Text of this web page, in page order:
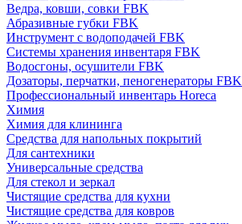
Ведра, ковши, совки FBK
Абразивные губки FBK
Инструмент с водоподачей FBK
Системы хранения инвентаря FBK
Водосгоны, осушители FBK
Дозаторы, перчатки, пеногенераторы FBK
Профессиональный инвентарь Horeca
Химия
Химия для клининга
Средства для напольных покрытий
Для сантехники
Универсальные средства
Для стекол и зеркал
Чистящие средства для кухни
Чистящие средства для ковров